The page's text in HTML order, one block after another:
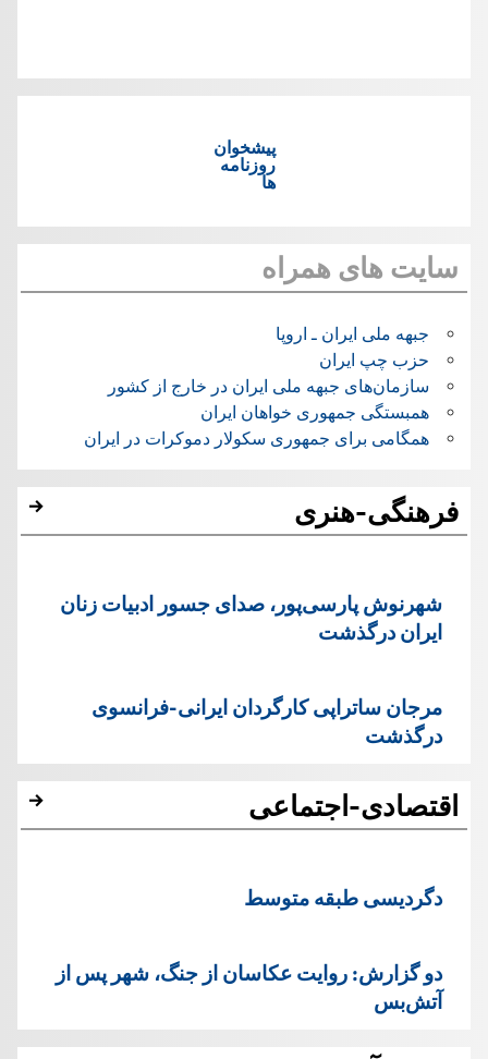
پیشخوان
روزنامه
ها
سایت های همراه
جبهه ملی ایران ـ اروپا
حزب چپ ایران
سازمان‌های جبهه ملی ایران در خارج از کشور
همبستگی جمهوری خواهان ایران
همگامی برای جمهوری سکولار دموکرات در ایران
فرهنگی-هنری
شهرنوش پارسی‌پور، صدای جسور ادبیات زنان
ایران درگذشت
مرجان ساتراپی کارگردان ایرانی-فرانسوی
درگذشت
اقتصادی-اجتماعی
دگردیسی طبقه متوسط
دو گزارش: روایت عکاسان از جنگ، شهر پس از
آتش‌بس